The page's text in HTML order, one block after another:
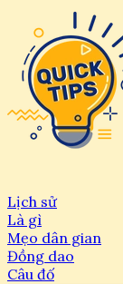
Lịch sử
Là gì
Mẹo dân gian
Đồng dao
Câu đố